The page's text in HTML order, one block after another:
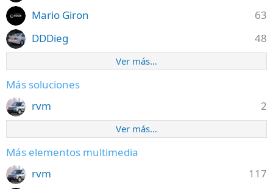
63
Mario Giron
48
DDDieg
Ver más…
Más soluciones
2
rvm
Ver más…
Más elementos multimedia
117
rvm